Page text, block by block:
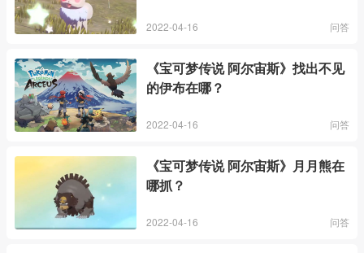
2022-04-16 问答
《宝可梦传说 阿尔宙斯》找出不见
的伊布在哪？
2022-04-16 问答
《宝可梦传说 阿尔宙斯》月月熊在
哪抓？
2022-04-16 问答